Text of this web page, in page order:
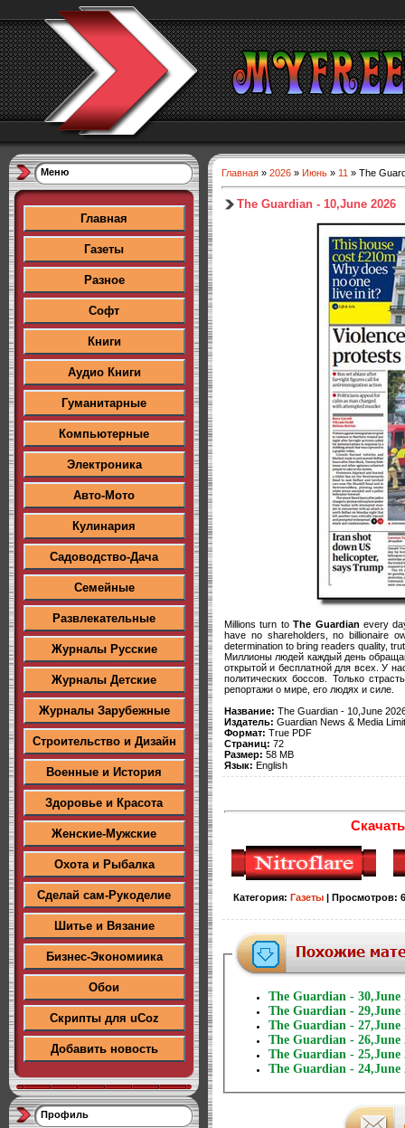
Меню
Главная
Газеты
Разное
Софт
Книги
Аудио Книги
Гуманитарные
Компьютерные
Электроника
Авто-Мото
Кулинария
Садоводство-Дача
Семейные
Развлекательные
Журналы Русские
Журналы Детские
Журналы Зарубежные
Строительство и Дизайн
Военные и История
Здоровье и Красота
Женские-Мужские
Охота и Рыбалка
Сделай сам-Рукоделие
Шитье и Вязание
Бизнес-Экономиика
Обои
Скрипты для uCoz
Добавить новость
Профиль
Главная » 2026 » Июнь » 11 » The
The Guardian - 10,June 2026
Millions turn toThe Guardian every
have no shareholders, no billionaire
determination to bring readers quality,
Миллионы людей каждый день
открытой и бесплатной для всех. У
политических боссов. Только
репортажи о мире, его людях и силе.
Название: The Guardian - 10,June
Издатель: Guardian News & Media
Формат: True PDF
Страниц: 72
Размер: 58 MB
Язык: English
Категория: Газеты| Просмотров:
The Guardian - 30,June
The Guardian - 29,June
The Guardian - 27,June
The Guardian - 26,June
The Guardian - 25,June
The Guardian - 24,June